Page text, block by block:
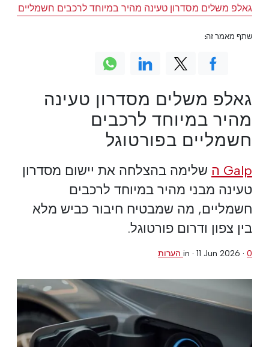
גאלפ משלים מסדרון טעינה מהיר במיוחד לרכבים חשמליים
גאלפ משלים מסדרון טעינה
מהיר במיוחד לרכבים
חשמליים בפורטוגל
Galp ה
שלימה בהצלחה את יישום מסדרון
טעינה מבני מהיר במיוחד לרכבים
חשמליים, מה שמבטיח חיבור כביש מלא
בין צפון ודרום פורטוגל.
in · 11 Jun 2026 · 0 הערות
שתף מאמר זה: